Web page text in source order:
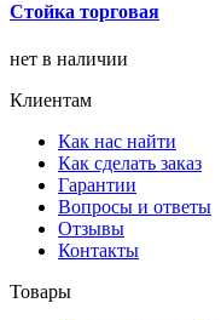
Стойка торговая
нет в наличии
Клиентам
Как нас найти
Как сделать заказ
Гарантии
Вопросы и ответы
Отзывы
Контакты
Товары